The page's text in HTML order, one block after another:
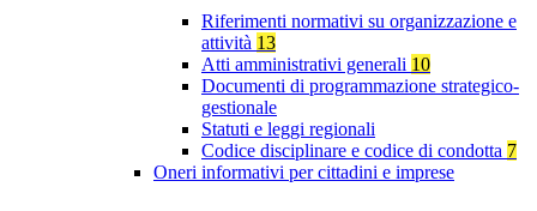
Riferimenti normativi su organizzazione e
attività 13
Atti amministrativi generali 10
Documenti di programmazione strategico-
gestionale
Statuti e leggi regionali
Codice disciplinare e codice di condotta 7
Oneri informativi per cittadini e imprese